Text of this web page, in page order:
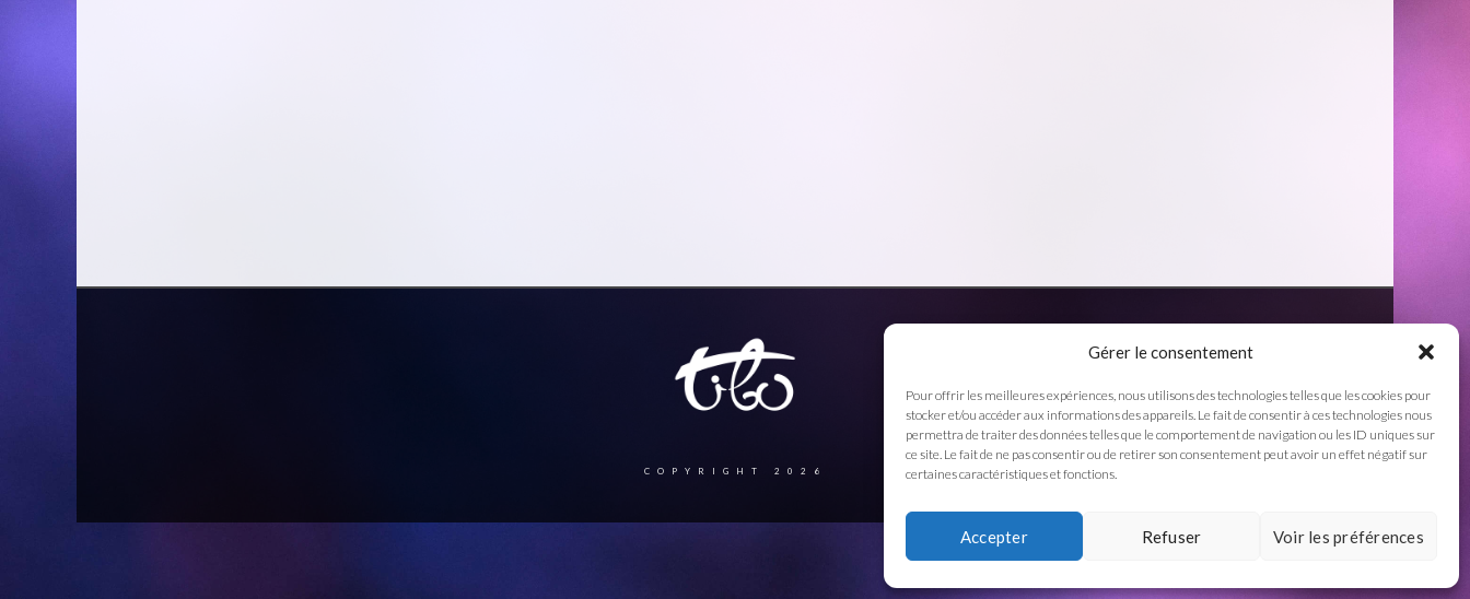
Gérer le consentement
Pour offrir les meilleures expériences, nous utilisons des technologies telles que les cookies pour
stocker et/ou accéder aux informations des appareils. Le fait de consentir à ces technologies nous
permettra de traiter des données telles que le comportement de navigation ou les ID uniques sur
ce site. Le fait de ne pas consentir ou de retirer son consentement peut avoir un effet négatif sur
certaines caractéristiques et fonctions.
Accepter Refuser Voir les préférences
COPYRIGHT 2026